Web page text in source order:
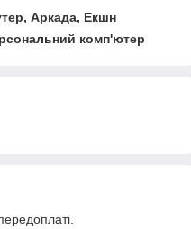
Аркада, Екшн
комп'ютер